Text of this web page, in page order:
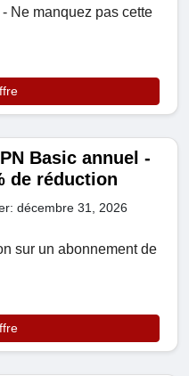
Ne manquez pas cette
Basic annuel -
de réduction
décembre 31, 2026
sur un abonnement de